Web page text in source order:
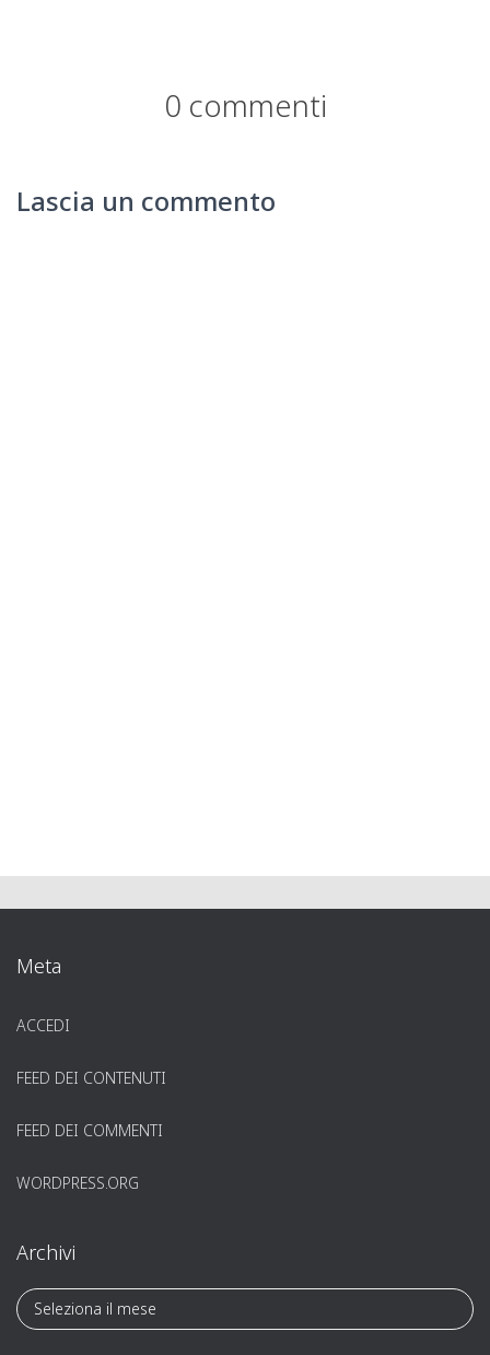
0 commenti
Lascia un commento
Meta
ACCEDI
FEED DEI CONTENUTI
FEED DEI COMMENTI
WORDPRESS.ORG
Archivi
A
r